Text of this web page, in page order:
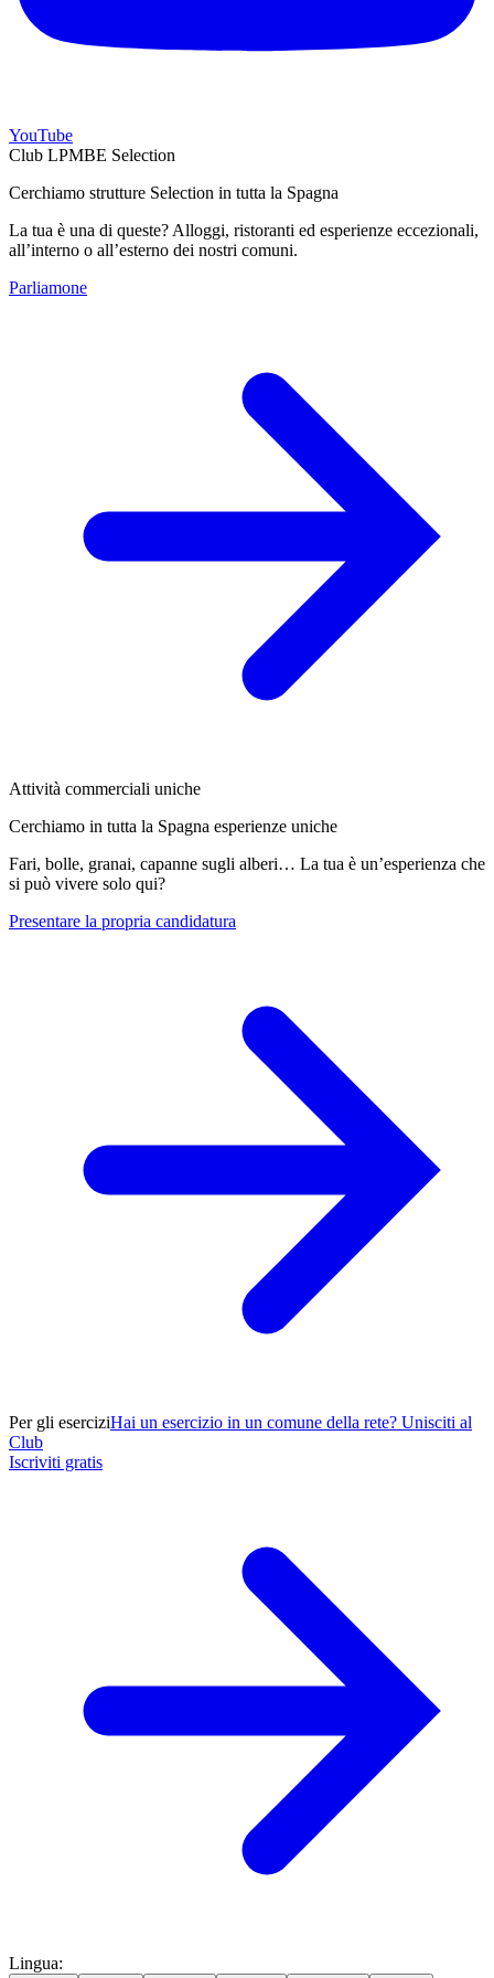
YouTube
Club LPMBE Selection
Cerchiamo strutture Selection in tutta la Spagna
La tua è una di queste? Alloggi, ristoranti ed esperienze eccezionali,
all’interno o all’esterno dei nostri comuni.
Parliamone
Attività commerciali uniche
Cerchiamo in tutta la Spagna esperienze uniche
Fari, bolle, granai, capanne sugli alberi… La tua è un’esperienza che
si può vivere solo qui?
Presentare la propria candidatura
Per gli eserciziHai un esercizio in un comune della rete? Unisciti al
Club
Iscriviti gratis
Lingua: